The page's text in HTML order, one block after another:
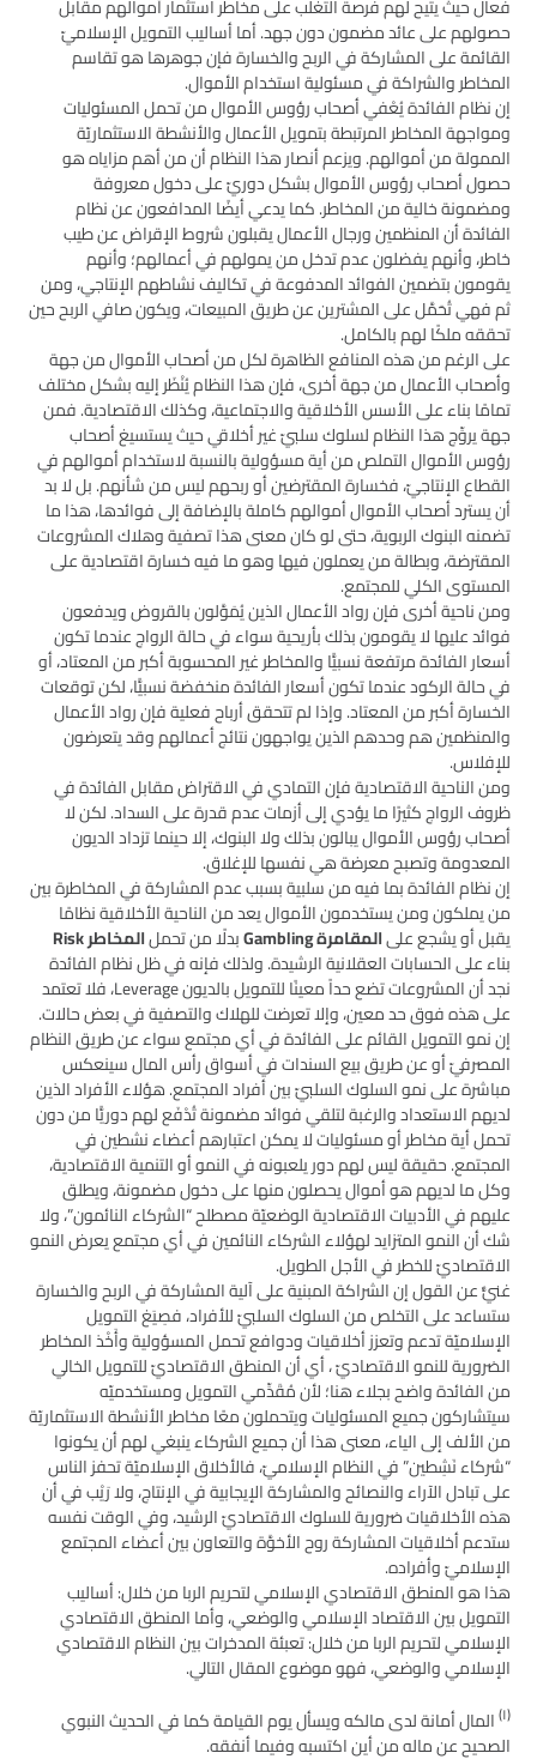
فعال حيث يتيح لهم فرصة التغلب على مخاطر استثمار أموالهم مقابل
حصولهم على عائد مضمون دون جهد. أما أساليب التمويل الإسلاميّ
القائمة على المشاركة في الربح والخسارة فإن جوهرها هو تقاسم
المخاطر والشراكة في مسئولية استخدام الأموال.
إن نظام الفائدة يُعْفي أصحاب رؤوس الأموال من تحمل المسئوليات
ومواجهة المخاطر المرتبطة بتمويل الأعمال والأنشطة الاستثماريّة
الممولة من أموالهم. ويزعم أنصار هذا النظام أن من أهم مزاياه هو
حصول أصحاب رؤوس الأموال بشكل دوريّ على دخول معروفة
ومضمونة خالية من المخاطر. كما يدعي أيضًا المدافعون عن نظام
الفائدة أن المنظمين ورجال الأعمال يقبلون شروط الإقراض عن طيب
خاطر، وأنهم يفضلون عدم تدخل من يمولهم في أعمالهم؛ وأنهم
يقومون بتضمين الفوائد المدفوعة في تكاليف نشاطهم الإنتاجي، ومن
ثم فهي تُحَمَّل على المشترين عن طريق المبيعات، ويكون صافي الربح حين
تحققه ملكًا لهم بالكامل.
على الرغم من هذه المنافع الظاهرة لكل من أصحاب الأموال من جهة
وأصحاب الأعمال من جهة أخرى، فإن هذا النظام يُنْظَر إليه بشكل مختلف
تمامًا بناء على الأسس الأخلاقية والاجتماعية، وكذلك الاقتصادية. فمن
جهة يروِّج هذا النظام لسلوك سلبيّ غير أخلاقي حيث يستسيغ أصحاب
رؤوس الأموال التملص من أية مسؤولية بالنسبة لاستخدام أموالهم في
القطاع الإنتاجيّ، فخسارة المقترضين أو ربحهم ليس من شأنهم. بل لا بد
أن يسترد أصحاب الأموال أموالهم كاملة بالإضافة إلى فوائدها، هذا ما
تضمنه البنوك الربوية، حتى لو كان معنى هذا تصفية وهلاك المشروعات
المقترضة، وبطالة من يعملون فيها وهو ما فيه خسارة اقتصادية على
المستوى الكلي للمجتمع.
ومن ناحية أخرى فإن رواد الأعمال الذين يُمَوَّلون بالقروض ويدفعون
فوائد عليها لا يقومون بذلك بأريحية سواء في حالة الرواج عندما تكون
أسعار الفائدة مرتفعة نسبيًّا والمخاطر غير المحسوبة أكبر من المعتاد، أو
في حالة الركود عندما تكون أسعار الفائدة منخفضة نسبيًّا، لكن توقعات
الخسارة أكبر من المعتاد. وإذا لم تتحقق أرباح فعلية فإن رواد الأعمال
والمنظمين هم وحدهم الذين يواجهون نتائج أعمالهم وقد يتعرضون
للإفلاس.
ومن الناحية الاقتصادية فإن التمادي في الاقتراض مقابل الفائدة في
ظروف الرواج كثيرًا ما يؤدي إلى أزمات عدم قدرة على السداد. لكن لا
أصحاب رؤوس الأموال يبالون بذلك ولا البنوك، إلا حينما تزداد الديون
المعدومة وتصبح معرضة هي نفسها للإغلاق.
إن نظام الفائدة بما فيه من سلبية بسبب عدم المشاركة في المخاطرة بين
من يملكون ومن يستخدمون الأموال يعد من الناحية الأخلاقية نظامًا
يقبل أو يشجع علىالمقامرة Gambling بدلًا من تحملالمخاطر Risk
بناء على الحسابات العقلانية الرشيدة. ولذلك فإنه في ظل نظام الفائدة
نجد أن المشروعات تضع حداً معينًا للتمويل بالديون Leverage، فلا تعتمد
على هذه فوق حد معين، وإلا تعرضت للهلاك والتصفية في بعض حالات.
إن نمو التمويل القائم على الفائدة في أي مجتمع سواء عن طريق النظام
المصرفيّ أو عن طريق بيع السندات في أسواق رأس المال سينعكس
مباشرة على نمو السلوك السلبيّ بين أفراد المجتمع. هؤلاء الأفراد الذين
لديهم الاستعداد والرغبة لتلقي فوائد مضمونة تُدْفَع لهم دوريًّا من دون
تحمل أية مخاطر أو مسئوليات لا يمكن اعتبارهم أعضاء نشطين في
المجتمع. حقيقة ليس لهم دور يلعبونه في النمو أو التنمية الاقتصادية،
وكل ما لديهم هو أموال يحصلون منها على دخول مضمونة، ويطلق
عليهم في الأدبيات الاقتصادية الوضعيّة مصطلح “الشركاء النائمون”، ولا
شك أن النمو المتزايد لهؤلاء الشركاء النائمين في أي مجتمع يعرض النمو
الاقتصاديّ للخطر في الأجل الطويل.
غنيٌّ عن القول إن الشراكة المبنية على آلية المشاركة في الربح والخسارة
ستساعد على التخلص من السلوك السلبيّ للأفراد، فصِيَغ التمويل
الإسلاميّة تدعم وتعزز أخلاقيات ودوافع تحمل المسؤولية وأَخْذ المخاطر
الضرورية للنمو الاقتصاديّ ، أي أن المنطق الاقتصاديّ للتمويل الخالي
من الفائدة واضح بجلاء هنا؛ لأن مُقَدِّمي التمويل ومستخدميّه
سيتشاركون جميع المسئوليات ويتحملون معًا مخاطر الأنشطة الاستثماريّة
من الألف إلى الياء، معنى هذا أن جميع الشركاء ينبغي لهم أن يكونوا
“شركاء نَشِطين” في النظام الإسلاميّ، فالأخلاق الإسلاميّة تحفز الناس
على تبادل الآراء والنصائح والمشاركة الإيجابية في الإنتاج، ولا رَيْب في أن
هذه الأخلاقيات ضرورية للسلوك الاقتصاديّ الرشيد، وفي الوقت نفسه
ستدعم أخلاقيات المشاركة روح الأخوَّة والتعاون بين أعضاء المجتمع
الإسلاميّ وأفراده.
هذا هو المنطق الاقتصادي الإسلامي لتحريم الربا من خلال: أساليب
التمويل بين الاقتصاد الإسلامي والوضعي، وأما المنطق الاقتصادي
الإسلامي لتحريم الربا من خلال: تعبئة المدخرات بين النظام الاقتصادي
الإسلامي والوضعي، فهو موضوع المقال التالي.
(١) المال أمانة لدى مالكه ويسأل يوم القيامة كما في الحديث النبوي
الصحيح عن ماله من أين اكتسبه وفيما أنفقه.